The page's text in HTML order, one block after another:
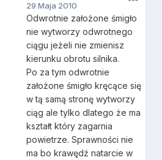
29 Maja 2010
Odwrotnie założone śmigło
nie wytworzy odwrotnego
ciągu jeżeli nie zmienisz
kierunku obrotu silnika.
Po za tym odwrotnie
założone śmigło kręcące się
w tą samą stronę wytworzy
ciąg ale tylko dlatego że ma
kształt który zagarnia
powietrze. Sprawności nie
ma bo krawędź natarcie w